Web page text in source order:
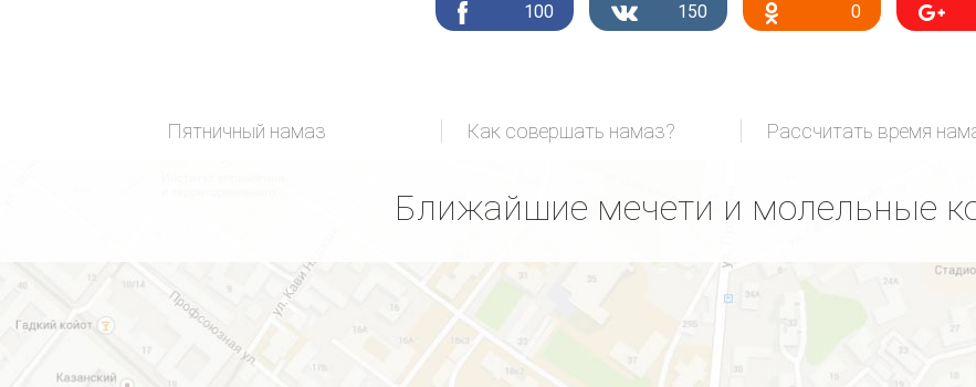
100 150 0
Пятничный намаз Как совершать намаз? Рассчитать время
Ближайшие мечети и молельные